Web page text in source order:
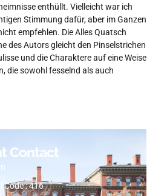
enthüllt. Vielleicht war ich
Stimmung dafür, aber im Ganzen
empfehlen. Die Alles Quatsch
des Autors gleicht den Pinselstrichen
und die Charaktere auf eine Weise
die sowohl fesselnd als auch
Contact
Code : 416